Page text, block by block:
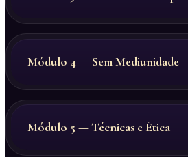
Módulo 4 — Sem Mediunidade
Módulo 5 — Técnicas e Ética